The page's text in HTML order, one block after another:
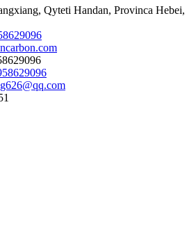
Qyteti Handan, Provinca Hebei,